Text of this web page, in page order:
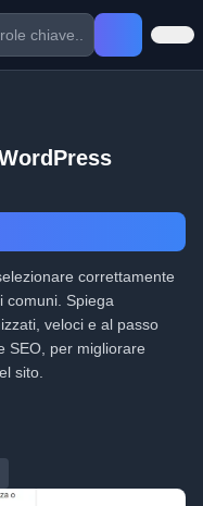
correttamente
comuni. Spiega
veloci e al passo
SEO, per migliorare
sito.